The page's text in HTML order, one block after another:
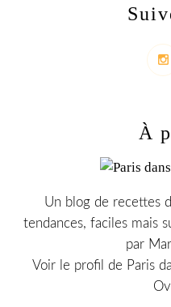
À
Un blog de recettes
tendances, faciles mais
par
Voir le profil de Paris